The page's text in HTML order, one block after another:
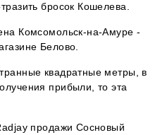
бросок Кошелева.
Комсомольск-на-Амуре -
Белово.
квадратные метры, в
прибыли, то эта
продажи Сосновый